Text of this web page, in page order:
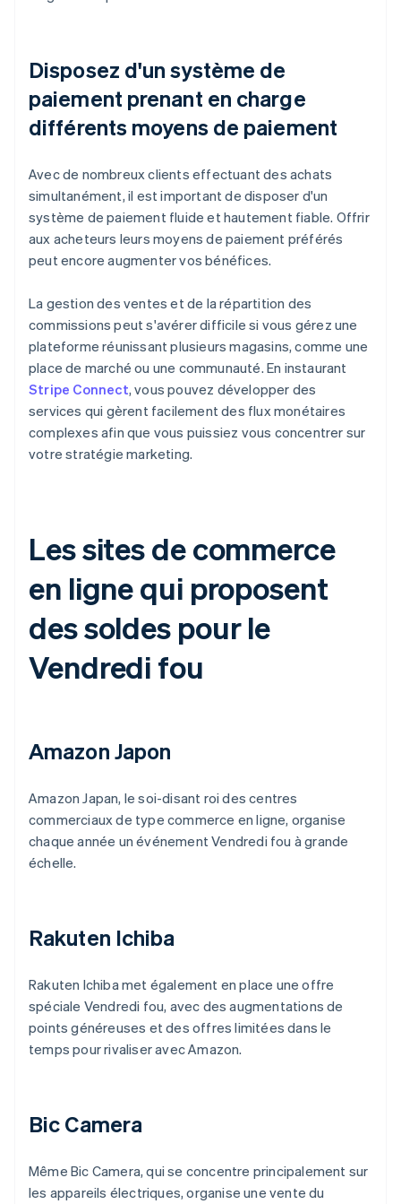
Disposez d'un système de
paiement prenant en charge
différents moyens de paiement
Avec de nombreux clients effectuant des achats
simultanément, il est important de disposer d'un
système de paiement fluide et hautement fiable. Offrir
aux acheteurs leurs moyens de paiement préférés
peut encore augmenter vos bénéfices.
La gestion des ventes et de la répartition des
commissions peut s'avérer difficile si vous gérez une
plateforme réunissant plusieurs magasins, comme une
place de marché ou une communauté. En instaurant
Stripe Connect, vous pouvez développer des
services qui gèrent facilement des flux monétaires
complexes afin que vous puissiez vous concentrer sur
votre stratégie marketing.
Les sites de commerce
en ligne qui proposent
des soldes pour le
Vendredi fou
Amazon Japon
Amazon Japan, le soi-disant roi des centres
commerciaux de type commerce en ligne, organise
chaque année un événement Vendredi fou à grande
échelle.
Rakuten Ichiba
Rakuten Ichiba met également en place une offre
spéciale Vendredi fou, avec des augmentations de
points généreuses et des offres limitées dans le
temps pour rivaliser avec Amazon.
Bic Camera
Même Bic Camera, qui se concentre principalement sur
les appareils électriques, organise une vente du